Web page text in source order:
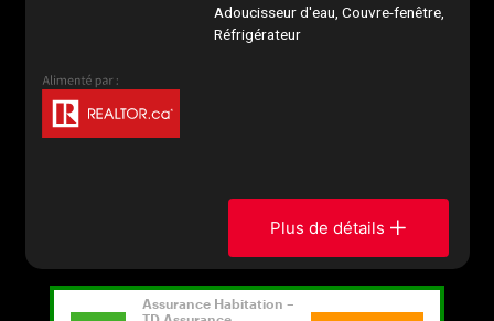
Adoucisseur d'eau, Couvre-fenêtre,
Réfrigérateur
Plus de détails